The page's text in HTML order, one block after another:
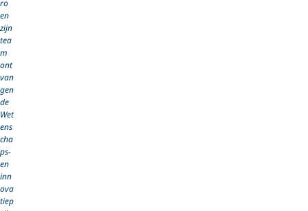
ro
en
zijn
tea
m
ont
van
gen
de
Wet
ens
cha
ps-
en
inn
ova
tiep